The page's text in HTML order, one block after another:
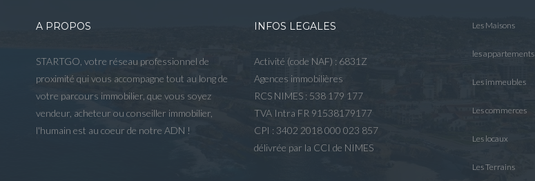
A PROPOS
STARTGO, votre réseau professionnel de
proximité qui vous accompagne tout au long de
votre parcours immobilier, que vous soyez
vendeur, acheteur ou conseiller immobilier,
l'humain est au coeur de notre ADN !
INFOS LEGALES
Activité (code NAF) : 6831Z
Agences immobilières
RCS NIMES : 538 179 177
TVA Intra FR 91538179177
CPI : 3402 2018 000 023 857
délivrée par la CCI de NIMES
Les Maisons
les appartements
Les immeubles
Les commerces
Les locaux
Les Terrains